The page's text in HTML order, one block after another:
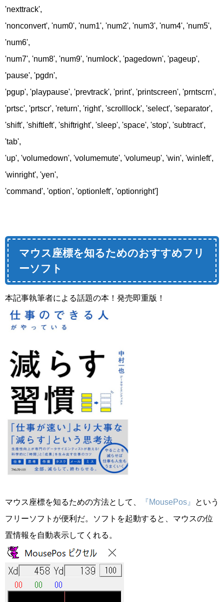
'nexttrack',
'nonconvert', 'num0', 'num1', 'num2', 'num3', 'num4', 'num5',
'num6',
'num7', 'num8', 'num9', 'numlock', 'pagedown', 'pageup',
'pause', 'pgdn',
'pgup', 'playpause', 'prevtrack', 'print', 'printscreen', 'prntscrn',
'prtsc', 'prtscr', 'return', 'right', 'scrolllock', 'select', 'separator',
'shift', 'shiftleft', 'shiftright', 'sleep', 'space', 'stop', 'subtract',
'tab',
'up', 'volumedown', 'volumemute', 'volumeup', 'win', 'winleft',
'winright', 'yen',
'command', 'option', 'optionleft', 'optionright']
マウス座標を知るためのおすすめフリ
ーソフト
本記事執筆者による話題の本！発売即重版！
マウス座標を知るための方法として、 『MousePos』 という
フリーソフトが便利だ。ソフトを起動すると、マウスの位
置情報を自動表示してくれる。